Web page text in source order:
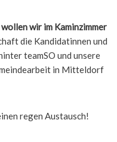
wir im Kaminzimmer
die Kandidatinnen und
teamSO und unsere
in Mitteldorf
regen Austausch!